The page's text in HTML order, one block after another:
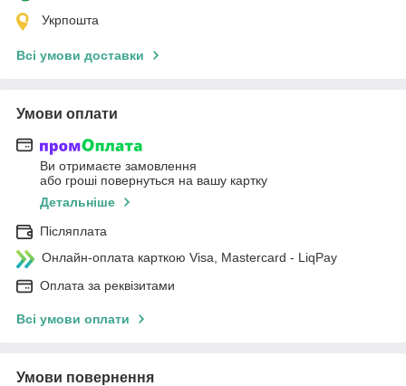
Укрпошта
Всі умови доставки
Умови оплати
Ви отримаєте замовлення
або гроші повернуться на вашу картку
Детальніше
Післяплата
Онлайн-оплата карткою Visa, Mastercard - LiqPay
Оплата за реквізитами
Всі умови оплати
Умови повернення